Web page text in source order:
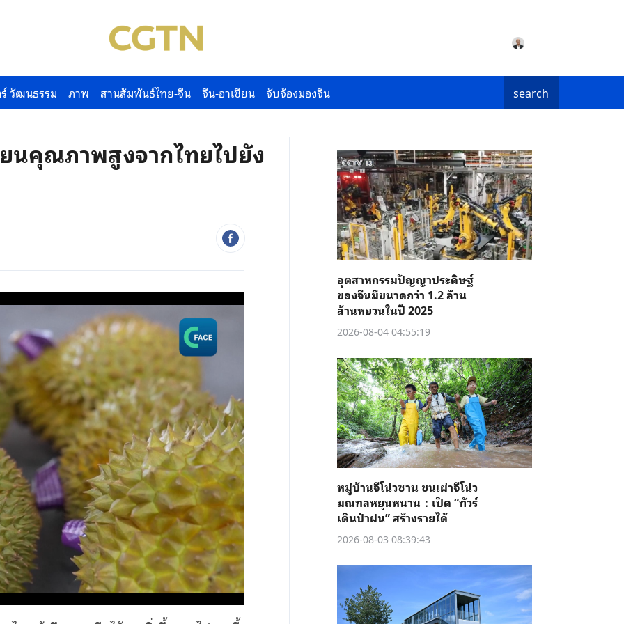
วัฒนธรรม ภาพ สานสัมพันธ์ไทย-จีน จีน-อาเซียน จับจ้องมองจีน search
นคุณภาพสูงจากไทยไปยัง
อุตสาหกรรมปัญญาประดิษฐ์
ของจีนมีขนาดกว่า 1.2 ล้าน
ล้านหยวนในปี 2025
2026-08-04 04:55:19
หมู่บ้านจีโน่วซาน ชนเผ่าจีโน่ว
มณฑลหยุนหนาน：เปิด “ทัวร์
เดินป่าฝน” สร้างรายได้
2026-08-03 08:39:43